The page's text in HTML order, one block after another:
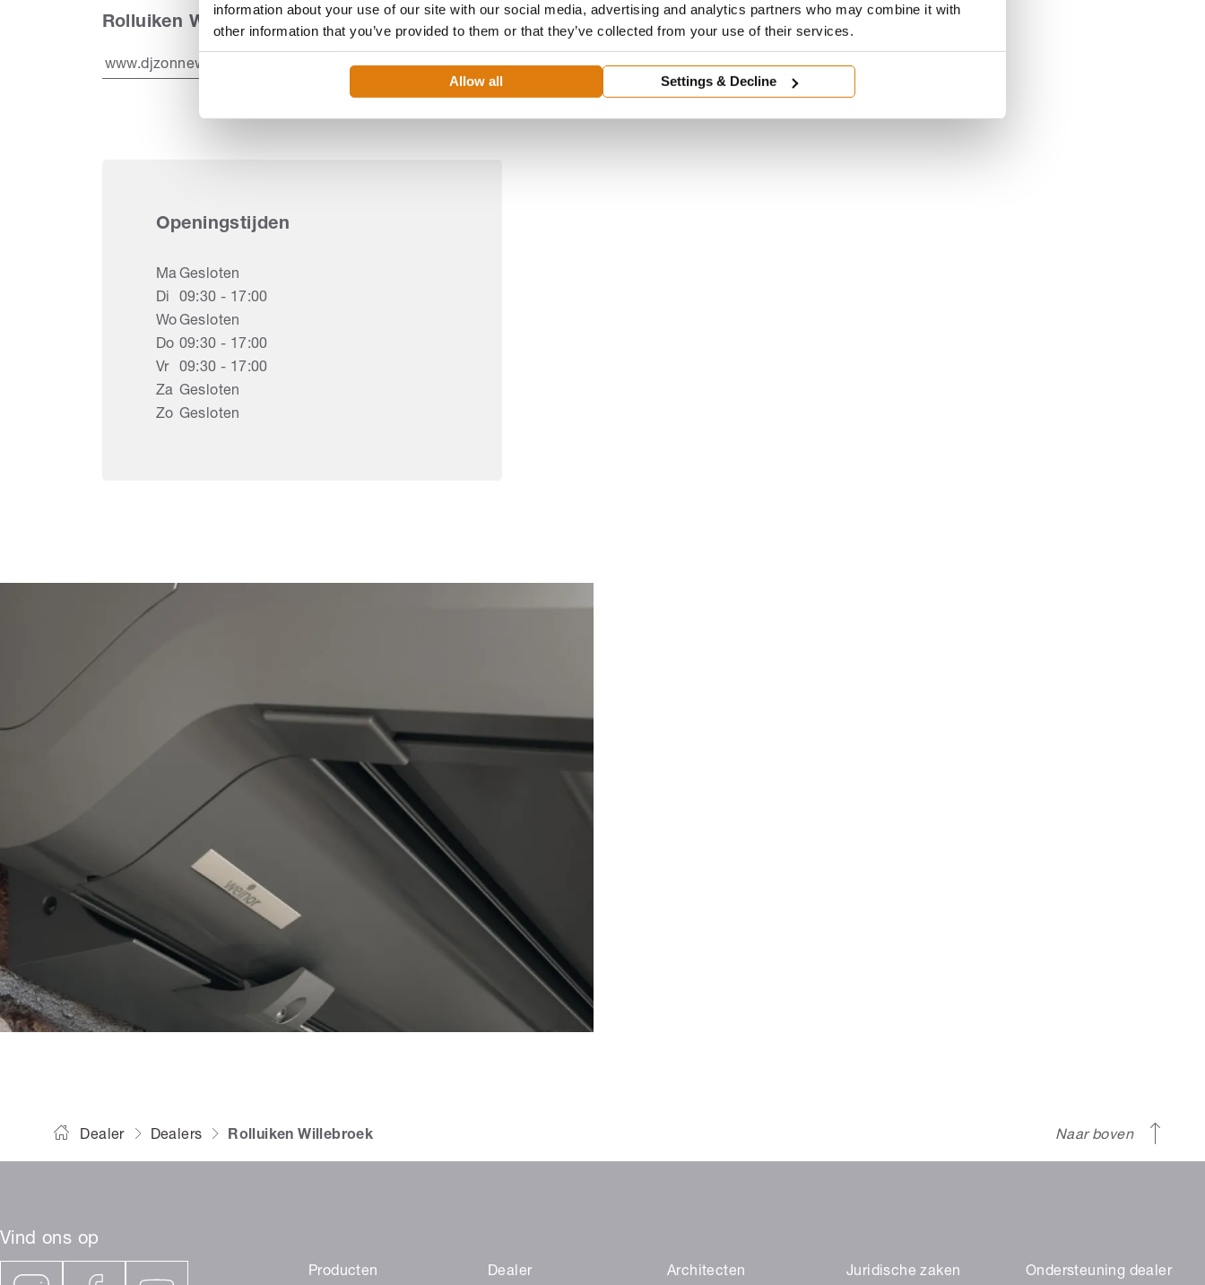
information about your use of our site with our social media, advertising and analytics partners who may combine it with
other information that you’ve provided to them or that they’ve collected from your use of their services.
Settings & Decline
Allow all
Rolluiken Willebroek
www.djzonnewering.be
Openingstijden
MaGesloten
Di
09:30 - 17:00
WoGesloten
Do 09:30 - 17:00
Vr
09:30 - 17:00
Za Gesloten
Zo Gesloten
Dealer Dealers Rolluiken Willebroek Naar boven
Vind ons op
Producten Dealer Architecten Juridische zaken Ondersteuning dealer